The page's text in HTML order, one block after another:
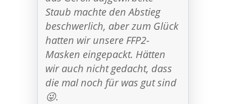
Staub machte den Abstieg
beschwerlich, aber zum Glück
hatten wir unsere FFP2-
Masken eingepackt. Hätten
wir auch nicht gedacht, dass
die mal noch für was gut sind
😜.